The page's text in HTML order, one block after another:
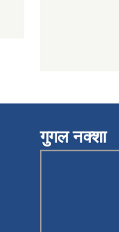
गुगल नक्शा